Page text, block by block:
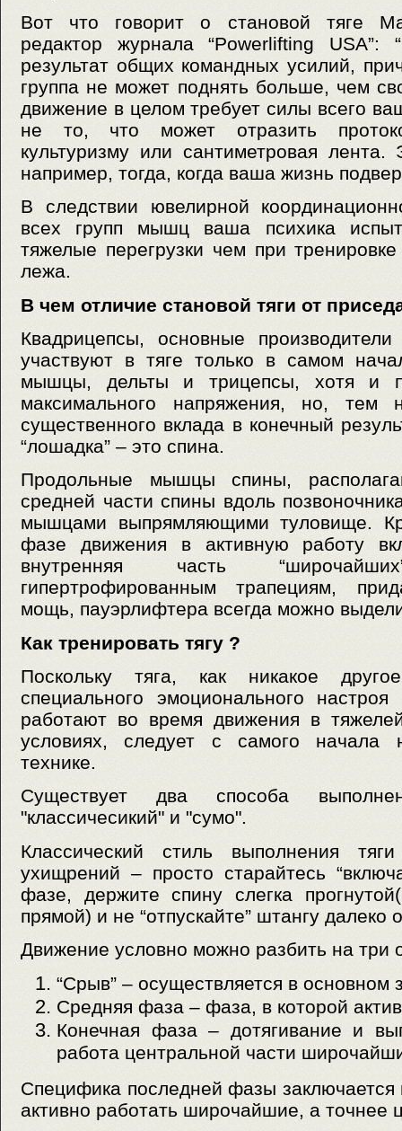
Вот что говорит о становой тяге
редактор журнала “Powerlifting USA”:
результат общих командных усилий,
группа не может поднять больше, чем
движение в целом требует силы всего
не то, что может отразить
культуризму или сантиметровая лента.
например, тогда, когда ваша жизнь
В следствии ювелирной
всех групп мышц ваша психика
тяжелые перегрузки чем при
лежа.
В чем отличие становой тяги от
Квадрицепсы, основные
участвуют в тяге только в самом
мышцы, дельты и трицепсы, хотя и
максимального напряжения, но,
существенного вклада в конечный
“лошадка” – это спина.
Продольные мышцы спины,
средней части спины вдоль
мышцами выпрямляющими туловище.
фазе движения в активную работу
внутренняя часть
гипертрофированным трапециям,
мощь, пауэрлифтера всегда можно
Как тренировать тягу ?
Поскольку тяга, как никакое
специального эмоционального
работают во время движения в
условиях, следует с самого начала
технике.
Существует два способа
"классичесикий" и "сyмо".
Классический стиль выполнения
ухищрений – просто старайтесь
фазе, держите спину слегка
прямой) и не “отпускайте” штангу далеко
Движение условно можно разбить на три
“Срыв” – осуществляется в основном
Средняя фаза – фаза, в которой
Конечная фаза – дотягивание и
работа центральной части
Специфика последней фазы заключается
активно работать широчайшие, а точнее